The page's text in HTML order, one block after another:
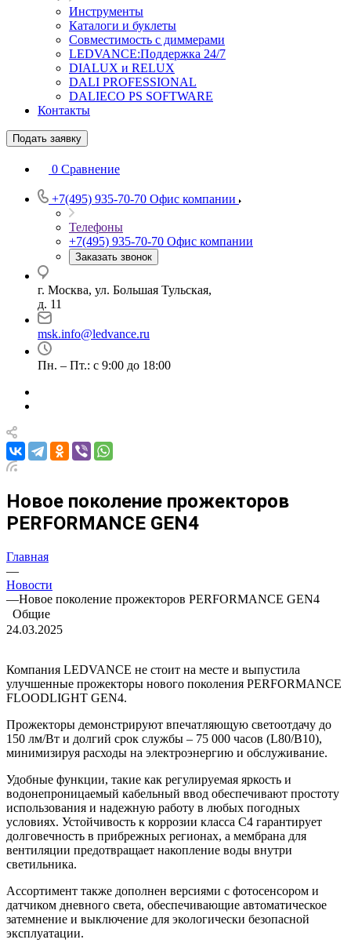
Инструменты
Каталоги и буклеты
Совместимость с диммерами
LEDVANCE:Поддержка 24/7
DIALUX и RELUX
DALI PROFESSIONAL
DALIECO PS SOFTWARE
Контакты
Подать заявку
0 Сравнение
+7(495) 935-70-70 Офис компании
Телефоны
+7(495) 935-70-70 Офис компании
Заказать звонок
г. Москва, ул. Большая Тульская,
д. 11
msk.info@ledvance.ru
Пн. – Пт.: с 9:00 до 18:00
Новое поколение прожекторов
PERFORMANCE GEN4
Главная
—
Новости
—Новое поколение прожекторов PERFORMANCE GEN4
Общие
24.03.2025
Компания LEDVANCE не стоит на месте и выпустила
улучшенные прожекторы нового поколения PERFORMANCE
FLOODLIGHT GEN4.
Прожекторы демонстрируют впечатляющую светоотдачу до
150 лм/Вт и долгий срок службы – 75 000 часов (L80/B10),
минимизируя расходы на электроэнергию и обслуживание.
Удобные функции, такие как регулируемая яркость и
водонепроницаемый кабельный ввод обеспечивают простоту
использования и надежную работу в любых погодных
условиях. Устойчивость к коррозии класса C4 гарантирует
долговечность в прибрежных регионах, а мембрана для
вентиляции предотвращает накопление воды внутри
светильника.
Ассортимент также дополнен версиями с фотосенсором и
датчиком дневного света, обеспечивающие автоматическое
затемнение и выключение для экологически безопасной
эксплуатации.